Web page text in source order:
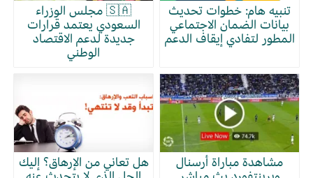
تنبيه هام: خطوات تحديث
بيانات الضمان الاجتماعي
المطور لتفادي إيقاف الدعم
🇸🇦 مجلس الوزراء
السعودي يعتمد قرارات
جديدة لدعم الاقتصاد
الوطني
مشاهدة مباراة أرسنال هل تعاني من الإرهاق؟ إليك